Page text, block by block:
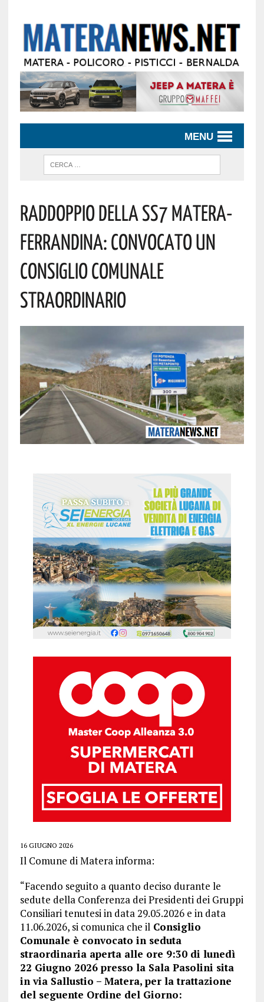
MENU
Raddoppio Della SS7 Matera-
Ferrandina: Convocato Un
Consiglio Comunale
Straordinario
16 GIUGNO 2026
Il Comune di Matera informa:
“Facendo seguito a quanto deciso durante le
sedute della Conferenza dei Presidenti dei Gruppi
Consiliari tenutesi in data 29.05.2026 e in data
11.06.2026, si comunica che ilConsiglio
Comunale è convocato in seduta
straordinaria aperta alle ore 9:30 di lunedì
22 Giugno 2026 presso la Sala Pasolini sita
in via Sallustio – Matera, per la trattazione
del seguente Ordine del Giorno: